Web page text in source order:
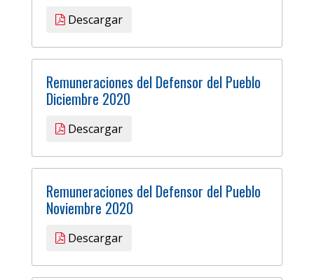
Descargar
Remuneraciones del Defensor del Pueblo
Diciembre 2020
Descargar
Remuneraciones del Defensor del Pueblo
Noviembre 2020
Descargar